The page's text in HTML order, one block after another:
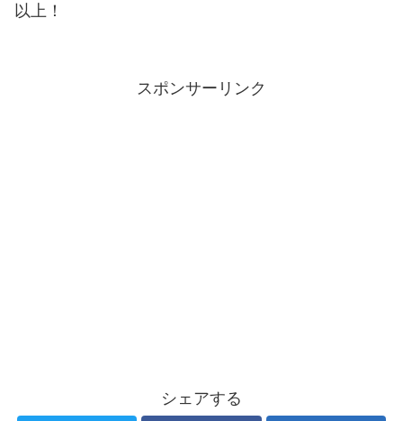
以上！
スポンサーリンク
シェアする